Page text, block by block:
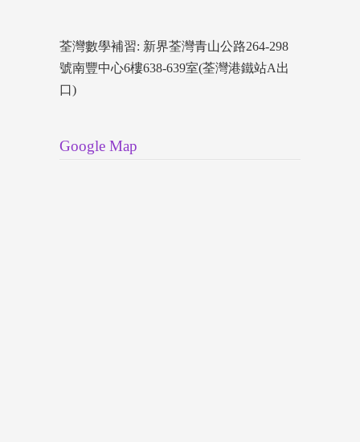
荃灣數學補習: 新界荃灣青山公路264-298
號南豐中心6樓638-639室(荃灣港鐵站A出
口)
Google Map